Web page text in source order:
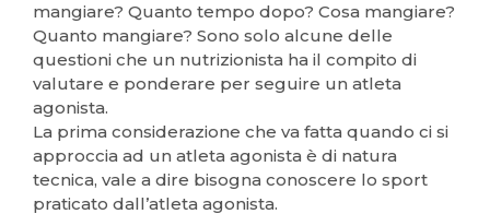
mangiare? Quanto tempo dopo? Cosa mangiare?
Quanto mangiare? Sono solo alcune delle
questioni che un nutrizionista ha il compito di
valutare e ponderare per seguire un atleta
agonista.
La prima considerazione che va fatta quando ci si
approccia ad un atleta agonista è di natura
tecnica, vale a dire bisogna conoscere lo sport
praticato dall’atleta agonista.